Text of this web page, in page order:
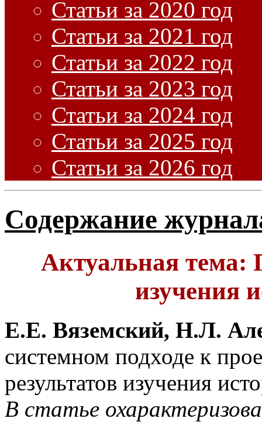
Статьи за 2020 год
Статьи за 2021 год
Статьи за 2022 год
Статьи за 2023 год
Статьи за 2024 год
Статьи за 2025 год
Статьи за 2026 год
Содержание
Актуальная тема:
изучения
Е.Е. Вяземский, Н.Л.
системном подходе к
результатов изучения
В статье